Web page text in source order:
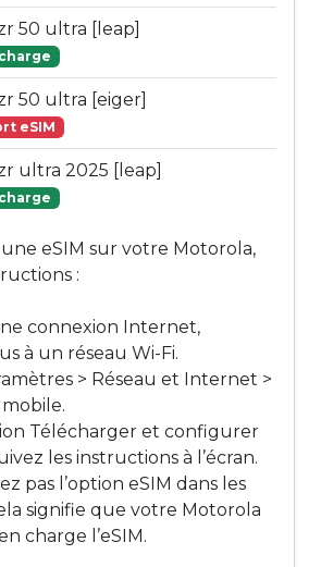
50 ultra [leap]
50 ultra [eiger]
eSIM
ultra 2025 [leap]
eSIM sur votre Motorola,
:
connexion Internet,
à un réseau Wi-Fi.
> Réseau et Internet >
Télécharger et configurer
les instructions à l’écran.
pas l’option eSIM dans les
signifie que votre Motorola
charge l’eSIM.